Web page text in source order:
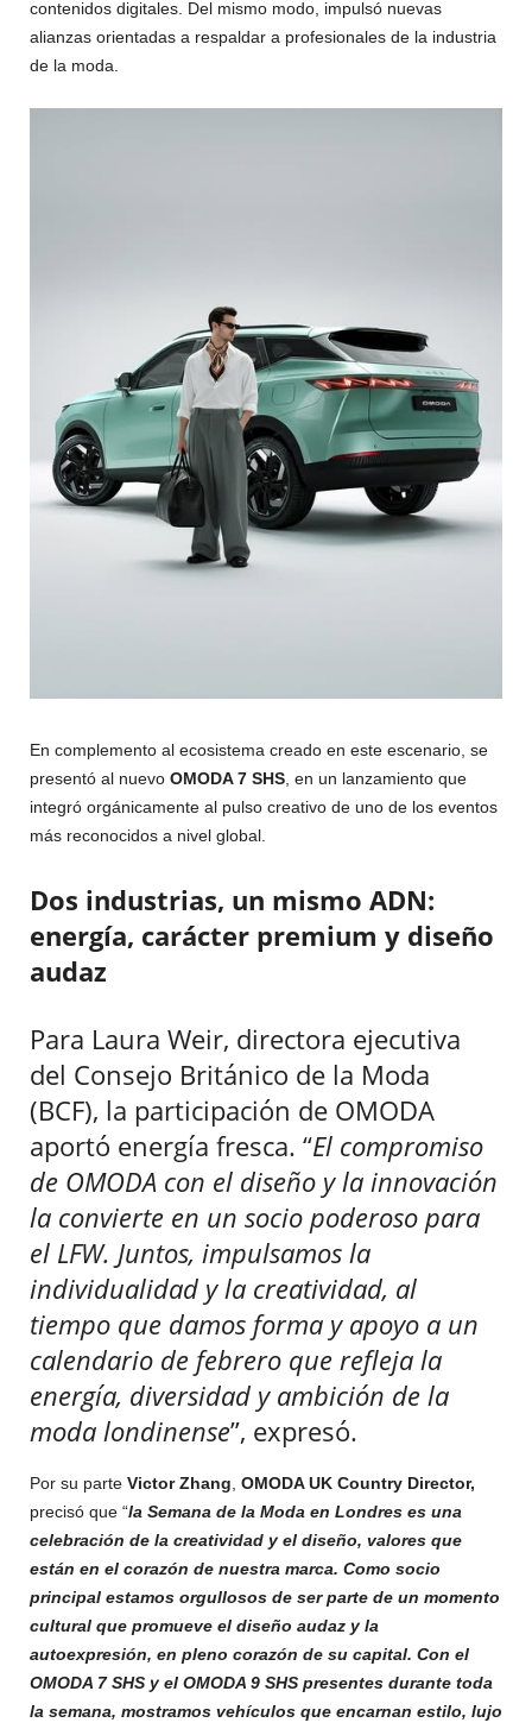
contenidos digitales. Del mismo modo, impulsó nuevas
alianzas orientadas a respaldar a profesionales de la industria
de la moda.
En complemento al ecosistema creado en este escenario, se
presentó al nuevo OMODA 7 SHS, en un lanzamiento que
integró orgánicamente al pulso creativo de uno de los eventos
más reconocidos a nivel global.
Dos industrias, un mismo ADN:
energía, carácter premium y diseño
audaz
Para Laura Weir, directora ejecutiva
del Consejo Británico de la Moda
(BCF), la participación de OMODA
aportó energía fresca. “El compromiso
de OMODA con el diseño y la innovación
la convierte en un socio poderoso para
el LFW. Juntos, impulsamos la
individualidad y la creatividad, al
tiempo que damos forma y apoyo a un
calendario de febrero que refleja la
energía, diversidad y ambición de la
moda londinense”, expresó.
Por su parte Victor Zhang, OMODA UK Country Director,
precisó que “la Semana de la Moda en Londres es una
celebración de la creatividad y el diseño, valores que
están en el corazón de nuestra marca. Como socio
principal estamos orgullosos de ser parte de un momento
cultural que promueve el diseño audaz y la
autoexpresión, en pleno corazón de su capital. Con el
OMODA 7 SHS y el OMODA 9 SHS presentes durante toda
la semana, mostramos vehículos que encarnan estilo, lujo